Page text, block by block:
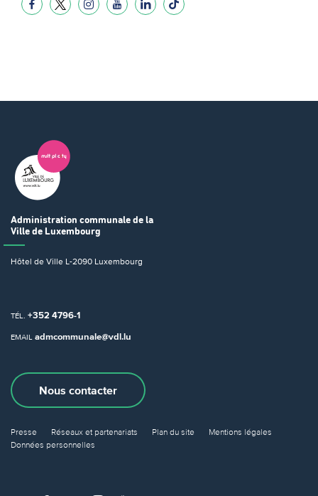
Administration communale de la
Ville de Luxembourg
Hôtel de Ville L-2090 Luxembourg
TÉL. +352 4796-1
EMAIL admcommunale@vdl.lu
Nous contacter
Presse Réseaux et partenariats Plan du site
Mentions légales
Données personnelles